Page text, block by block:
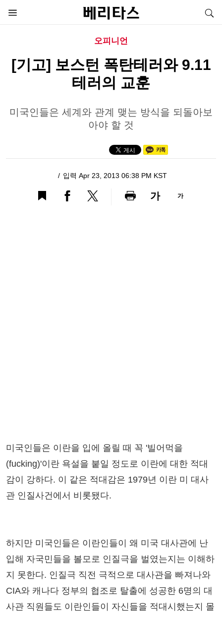
오피니언
[기고] 보스턴 폭탄테러와 9.11
테러의 교훈
미국인들은 세계와 관계 맺는 방식을 되돌아보
아야 할 것
입력 Apr 23, 2013 06:38 PM KST
가 가
미국인들은 이란을 입에 올릴 때 꼭 '빌어먹을
(fucking)'이란 욕설을 붙일 정도로 이란에 대한 적대
감이 강하다. 이 같은 적대감은 1979년 이란 미 대사
관 인질사건에서 비롯됐다.
하지만 미국인들은 이란인들이 왜 미국 대사관에 난
입해 자국민들을 볼모로 인질극을 벌였는지는 이해하
지 못한다. 인질극 직전 극적으로 대사관을 빠져나와
CIA와 캐나다 정부의 협조로 탈출에 성공한 6명의 대
사관 직원들도 이란인들이 자신들을 적대시했는지 몰